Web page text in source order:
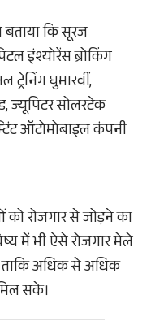
बताया कि सूरज
इंश्योरेंस ब्रोकिंग
घुमारवीं,
ज्यूपिटर सोलरटेक
ऑटोमोबाइल कंपनी
रोजगार से जोड़ने का
में भी ऐसे रोजगार मेले
अधिक से अधिक
सके।